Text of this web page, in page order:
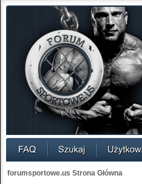
forumsportowe.us Strona Główna